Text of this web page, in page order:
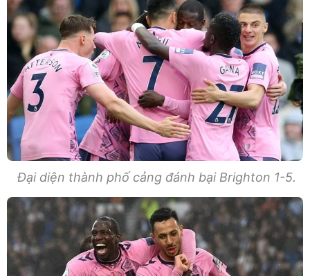
Đại diện thành phố cảng đánh bại Brighton 1-5.